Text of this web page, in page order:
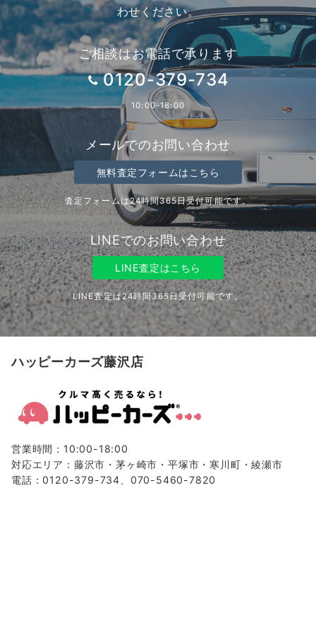
わせください。
ご相談はお電話で承ります
0120-379-734
10:00-18:00
メールでのお問い合わせ
無料査定フォームはこちら
査定フォームは24時間365日受付可能です。
LINEでのお問い合わせ
LINE査定はこちら
LINE査定は24時間365日受付可能です。
ハッピーカーズ藤沢店
営業時間：10:00-18:00
対応エリア：藤沢市・茅ヶ崎市・平塚市・寒川町・綾瀬市
電話：0120-379-734、070-5460-7820